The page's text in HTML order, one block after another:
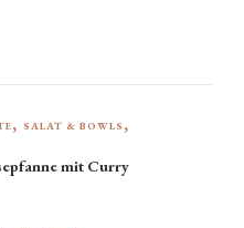
SALAT & BOWLS
mit Curry